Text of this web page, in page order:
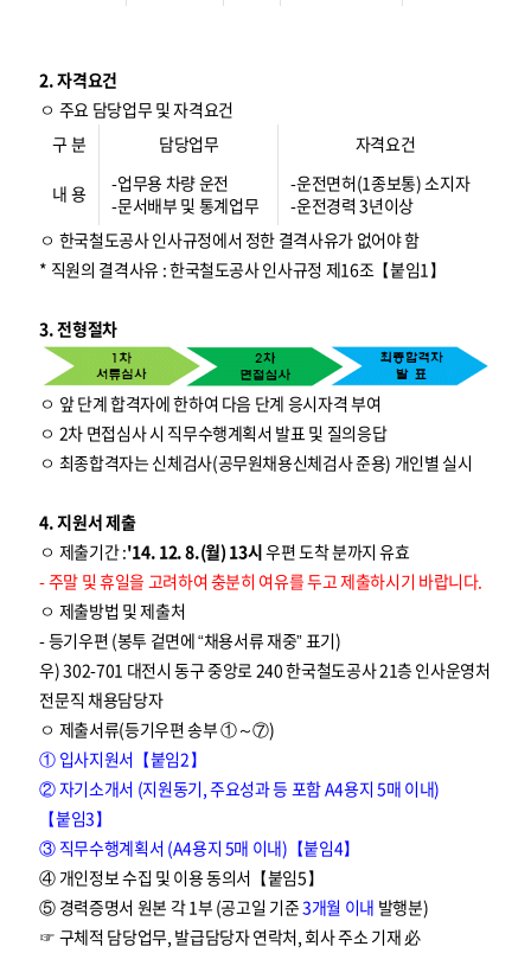
2. 자격요건
ㅇ 주요 담당업무 및 자격요건
구 분
담당업무 자격요건
내 용
-업무용 차량 운전
-문서배부 및 통계업무
-운전면허(1종보통) 소지자
-운전경력 3년이상
ㅇ 한국철도공사 인사규정에서 정한 결격사유가 없어야 함
* 직원의 결격사유 : 한국철도공사 인사규정 제16조【붙임1】
3. 전형절차
ㅇ 앞 단계 합격자에 한하여 다음 단계 응시자격 부여
ㅇ 2차 면접심사 시 직무수행계획서 발표 및 질의응답
ㅇ 최종합격자는 신체검사(공무원채용신체검사 준용) 개인별 실시
4. 지원서 제출
ㅇ 제출기간 :'14. 12. 8.(월) 13시우편 도착 분까지 유효
- 주말 및 휴일을 고려하여 충분히 여유를 두고 제출하시기 바랍니다.
ㅇ 제출방법 및 제출처
- 등기우편 (봉투 겉면에 “채용서류 재중” 표기)
우) 302-701 대전시 동구 중앙로 240 한국철도공사 21층 인사운영처
전문직 채용담당자
ㅇ 제출서류(등기우편 송부 ①～⑦)
① 입사지원서【붙임2】
② 자기소개서 (지원동기, 주요성과 등 포함 A4용지 5매 이내)
【붙임3】
③ 직무수행계획서 (A4용지 5매 이내)【붙임4】
④ 개인정보 수집 및 이용 동의서【붙임5】
⑤ 경력증명서 원본 각 1부 (공고일 기준3개월 이내 발행분)
☞ 구체적 담당업무, 발급담당자 연락처, 회사 주소 기재 必